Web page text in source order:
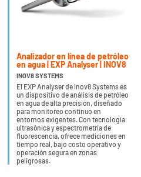
Analizador en línea de petróleo
en agua | EXP Analyser | INOV8
INOV8 SYSTEMS
El EXP Analyser de Inov8 Systems es
un dispositivo de análisis de petróleo
en agua de alta precisión, diseñado
para monitoreo continuo en
entornos exigentes. Con tecnología
ultrasónica y espectrometría de
fluorescencia, ofrece mediciones en
tiempo real, bajo costo operativo y
operación segura en zonas
peligrosas.